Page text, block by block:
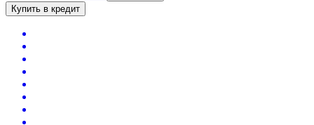
Купить в кредит